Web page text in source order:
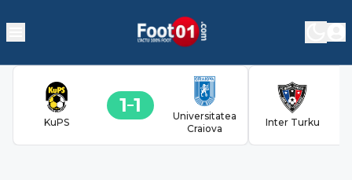
KuPS
1 1
Universitatea
Craiova
Inter Turku